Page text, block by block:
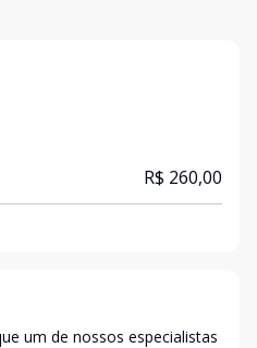
R$ 260,00
um de nossos especialistas